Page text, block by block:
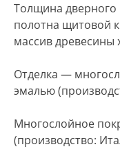
Толщина
полотна щитовой
массив древесины
Отделка —
эмалью
Многослойное
(производство: